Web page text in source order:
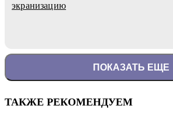
экранизацию
ПОКАЗАТЬ ЕЩЕ
ТАКЖЕ РЕКОМЕНДУЕМ